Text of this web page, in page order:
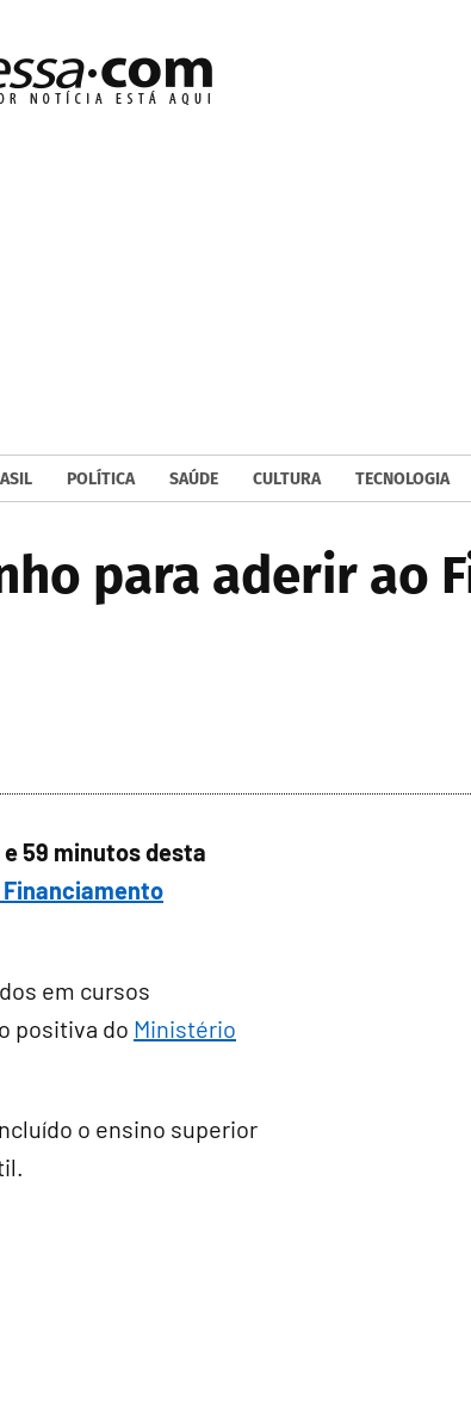
POLÍTICA SAÚDE CULTURA TECNOLOGIA
para aderir ao
59 minutos desta
Financiamento
em cursos
positiva do Ministério
o ensino superior